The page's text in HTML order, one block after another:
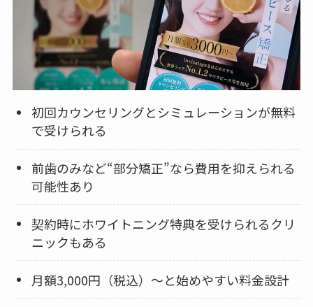
初回カウンセリングとシミュレーションが無料
で受けられる
前歯のみなど“部分矯正”なら費用を抑えられる
可能性あり
契約時にホワイトニング特典を受けられるクリ
ニックもある
月額3,000円（税込）〜と始めやすい料金設計